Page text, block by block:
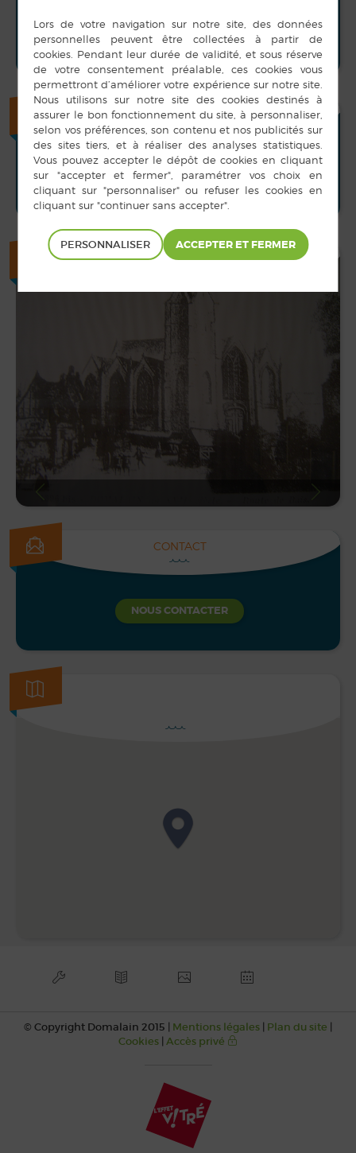
ACCÈS RAPIDE
PHOTOTHÈQUE +
CONTACT
NOUS CONTACTER
© Copyright Domalain 2015 | Mentions légales | Plan du site |
Cookies | Accès privé
PERSONNALISER